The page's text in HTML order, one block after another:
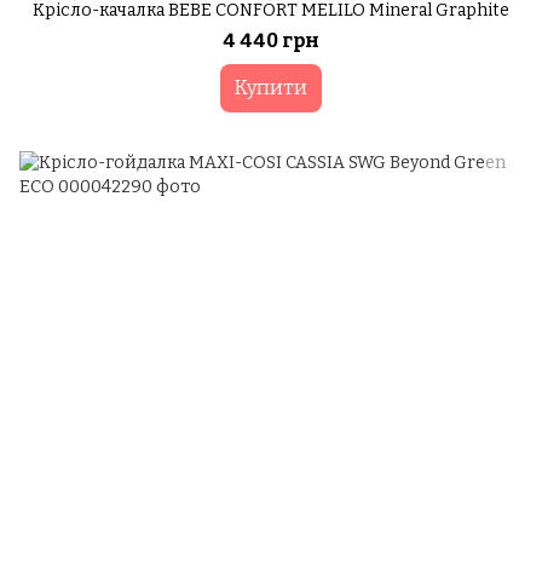
Крісло-качалка BEBE CONFORT MELILO Mineral Graphite
4 440 грн
Купити